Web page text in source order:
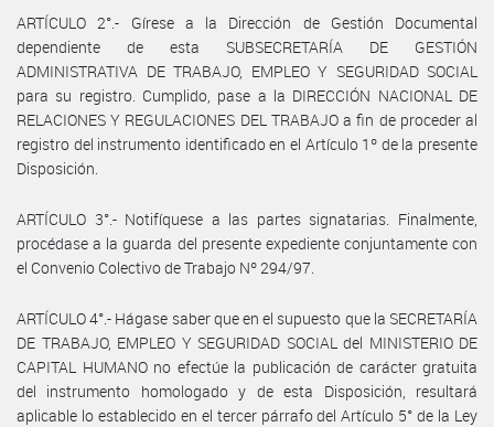
ARTÍCULO 2°.- Gírese a la Dirección de Gestión Documental
dependiente de esta SUBSECRETARÍA DE GESTIÓN
ADMINISTRATIVA DE TRABAJO, EMPLEO Y SEGURIDAD SOCIAL
para su registro. Cumplido, pase a la DIRECCIÓN NACIONAL DE
RELACIONES Y REGULACIONES DEL TRABAJO a fin de proceder al
registro del instrumento identificado en el Artículo 1º de la presente
Disposición.
ARTÍCULO 3°.- Notifíquese a las partes signatarias. Finalmente,
procédase a la guarda del presente expediente conjuntamente con
el Convenio Colectivo de Trabajo Nº 294/97.
ARTÍCULO 4°.- Hágase saber que en el supuesto que la SECRETARÍA
DE TRABAJO, EMPLEO Y SEGURIDAD SOCIAL del MINISTERIO DE
CAPITAL HUMANO no efectúe la publicación de carácter gratuita
del instrumento homologado y de esta Disposición, resultará
aplicable lo establecido en el tercer párrafo del Artículo 5° de la Ley